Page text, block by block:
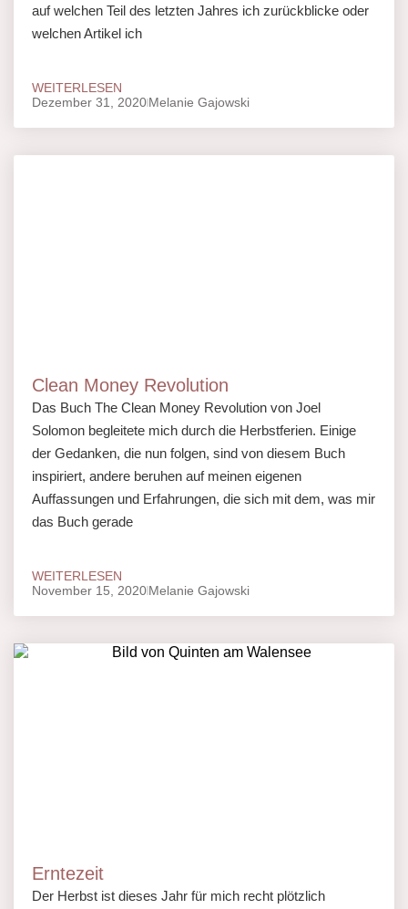
auf welchen Teil des letzten Jahres ich zurückblicke oder
welchen Artikel ich
WEITERLESEN
Dezember 31, 2020Melanie Gajowski
Clean Money Revolution
Das Buch The Clean Money Revolution von Joel
Solomon begleitete mich durch die Herbstferien. Einige
der Gedanken, die nun folgen, sind von diesem Buch
inspiriert, andere beruhen auf meinen eigenen
Auffassungen und Erfahrungen, die sich mit dem, was mir
das Buch gerade
WEITERLESEN
November 15, 2020Melanie Gajowski
Erntezeit
Der Herbst ist dieses Jahr für mich recht plötzlich